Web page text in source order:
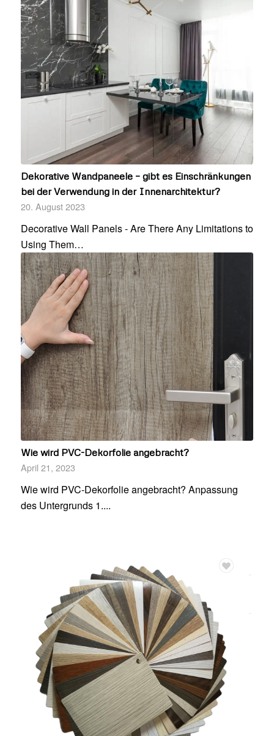
Dekorative Wandpaneele – gibt es Einschränkungen
bei der Verwendung in der Innenarchitektur?
20. August 2023
Decorative Wall Panels - Are There Any Limitations to
Using Them…
Wie wird PVC-Dekorfolie angebracht?
April 21, 2023
Wie wird PVC-Dekorfolie angebracht? Anpassung
des Untergrunds 1....